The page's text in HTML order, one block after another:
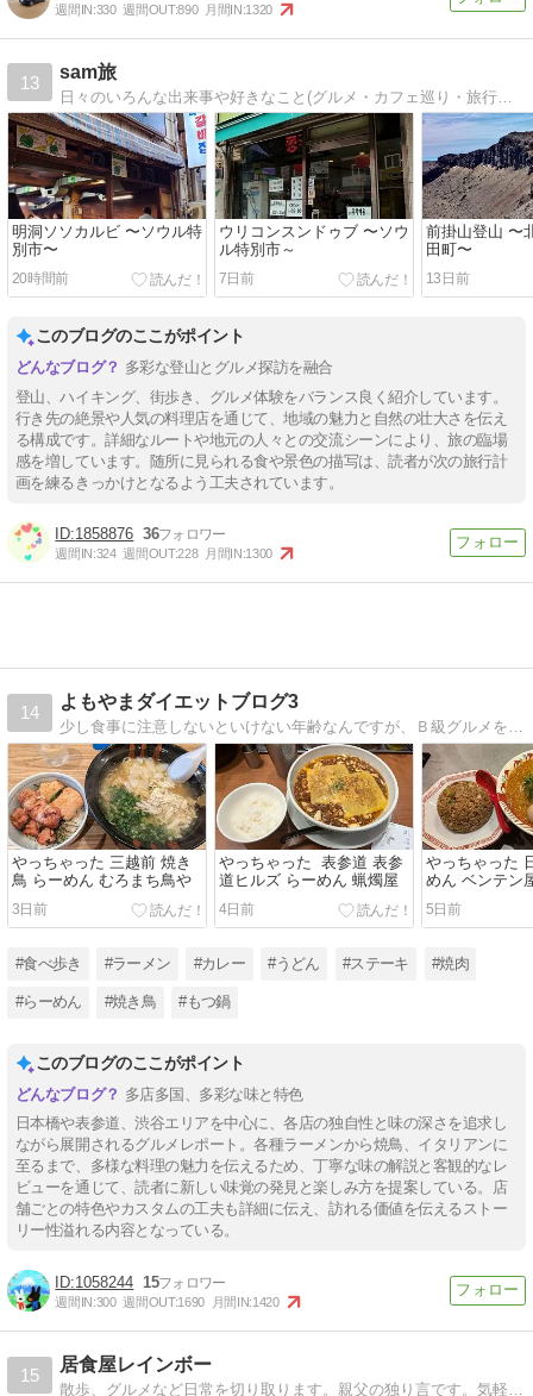
週間IN:330 週間OUT:890 月間IN:1320
13
sam旅
日々のいろんな出来事や好きなこと(グルメ・カフェ巡り・旅行・キャンプなど)をゆる~くお届けしているブログです！
明洞ソソカルビ 〜ソウル特
別市〜
20時間前
ウリコンスンドゥブ 〜ソウ
ル特別市～
7日前
前掛山登山 〜
田町〜
13日前
このブログのここがポイント
多彩な登山とグルメ探訪を融合
登山、ハイキング、街歩き、グルメ体験をバランス良く紹介しています。
行き先の絶景や人気の料理店を通じて、地域の魅力と自然の壮大さを伝え
る構成です。詳細なルートや地元の人々との交流シーンにより、旅の臨場
感を増しています。随所に見られる食や景色の描写は、読者が次の旅行計
画を練るきっかけとなるよう工夫されています。
1858876 36
週間IN:324 週間OUT:228 月間IN:1300
14
よもやまダイエットブログ3
少し食事に注意しないといけない年齢なんですが、Ｂ級グルメを食べつつも、ダイエットも頑張りたいブログ。写真たっぷり、毎日更新予定
やっちゃった 三越前 焼き
鳥 らーめん むろまち鳥や
3日前
やっちゃった 表参道 表参
道ヒルズ らーめん 蝋燭屋
4日前
やっちゃった
めん ベンテン
5日前
#食べ歩き #ラーメン #カレー #うどん #ステーキ #焼肉
#らーめん #焼き鳥 #もつ鍋
このブログのここがポイント
多店多国、多彩な味と特色
日本橋や表参道、渋谷エリアを中心に、各店の独自性と味の深さを追求し
ながら展開されるグルメレポート。各種ラーメンから焼鳥、イタリアンに
至るまで、多様な料理の魅力を伝えるため、丁寧な味の解説と客観的なレ
ビューを通じて、読者に新しい味覚の発見と楽しみ方を提案している。店
舗ごとの特色やカスタムの工夫も詳細に伝え、訪れる価値を伝えるストー
リー性溢れる内容となっている。
1058244 15
週間IN:300 週間OUT:1690 月間IN:1420
15
居食屋レインボー
散歩、グルメなど日常を切り取ります。親父の独り言です。気軽に覗いてください。